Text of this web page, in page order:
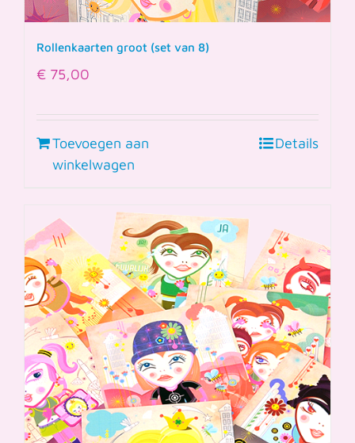
Rollenkaarten groot (set van 8)
€ 75,00
Toevoegen aan
winkelwagen
Details